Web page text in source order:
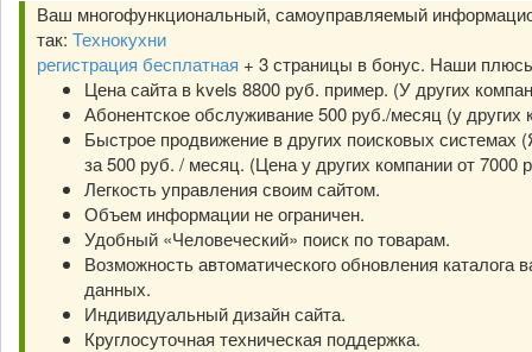
Ваш многофункциональный, самоуправляемый
так: Технокухни
регистрация бесплатная + 3 страницы в бонус. Наши
Цена сайта в kvels 8800 руб. пример. (У других
Абонентское обслуживание 500 руб./месяц (у других
Быстрое продвижение в других поисковых системах
за 500 руб. / месяц. (Цена у других компании от 7000
Легкость управления своим сайтом.
Объем информации не ограничен.
Удобный «Человеческий» поиск по товарам.
Возможность автоматического обновления каталога
данных.
Индивидуальный дизайн сайта.
Круглосуточная техническая поддержка.